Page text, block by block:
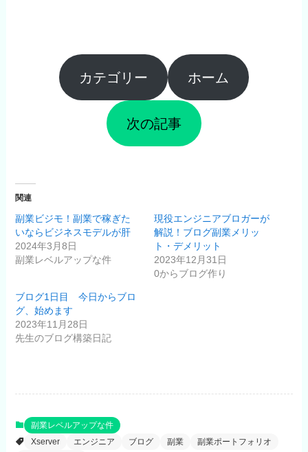
カテゴリー ホーム
次の記事
関連
副業ビジモ！副業で稼ぎた
いならビジネスモデルが肝
2024年3月8日
副業レベルアップな件
現役エンジニアブロガーが
解説！ブログ副業メリッ
ト・デメリット
2023年12月31日
0からブログ作り
ブログ1日目 今日からブロ
グ、始めます
2023年11月28日
先生のブログ構築日記
副業レベルアップな件
Xserver
エンジニア ブログ 副業
副業ポートフォリオ